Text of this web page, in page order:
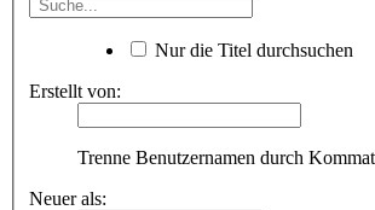
Nur die Titel durchsuchen
Erstellt von:
Trenne Benutzernamen durch
Neuer als: